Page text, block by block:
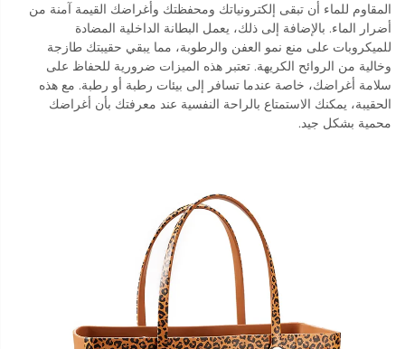
المقاوم للماء أن تبقى إلكترونياتك ومحفظتك وأغراضك القيمة آمنة من
أضرار الماء. بالإضافة إلى ذلك، يعمل البطانة الداخلية المضادة
للميكروبات على منع نمو العفن والرطوبة، مما يبقي حقيبتك طازجة
وخالية من الروائح الكريهة. تعتبر هذه الميزات ضرورية للحفاظ على
سلامة أغراضك، خاصة عندما تسافر إلى بيئات رطبة أو رطبة. مع هذه
الحقيبة، يمكنك الاستمتاع بالراحة النفسية عند معرفتك بأن أغراضك
محمية بشكل جيد.